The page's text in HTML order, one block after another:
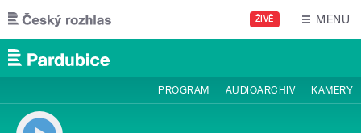
Přejít k hlavnímu obsahu
ŽIVĚ MENU
PROGRAM AUDIOARCHIV KAMERY